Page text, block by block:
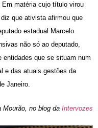
matéria cujo título virou
que ativista afirmou que
estadual Marcelo
não só ao deputado,
que se situam num
e das atuais gestões da
Janeiro.
Mourão, no blog da Intervozes